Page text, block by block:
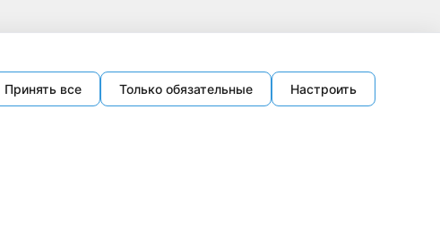
Принять все Только обязательные Настроить